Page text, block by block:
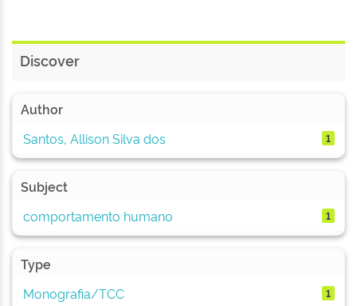
Discover
Author
Santos, Allison Silva dos
1
Subject
comportamento humano
1
Type
Monografia/TCC
1